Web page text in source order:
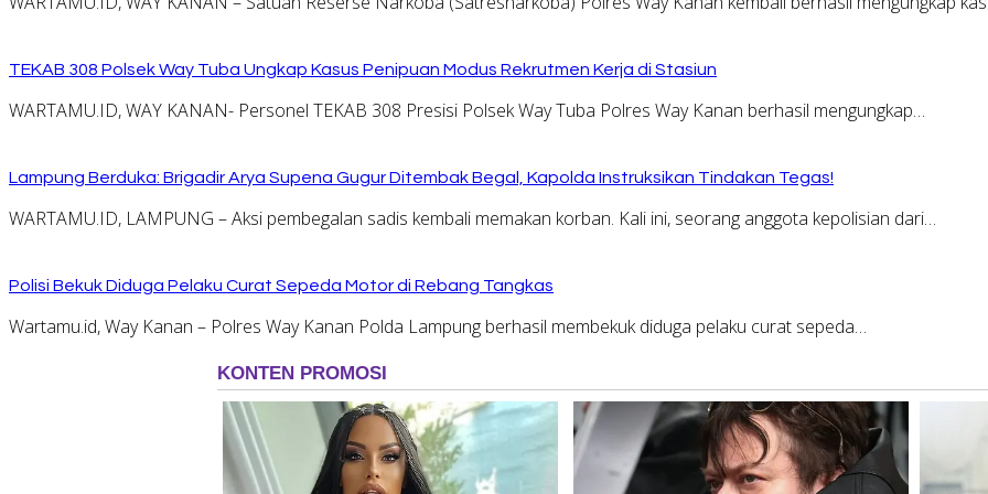
TEKAB 308 Polsek Way Tuba Ungkap Kasus Penipuan Modus Rekrutmen Kerja di Stasiun
WARTAMU.ID, WAY KANAN- Personel TEKAB 308 Presisi Polsek Way Tuba Polres Way Kanan berhasil mengungkap…
Lampung Berduka: Brigadir Arya Supena Gugur Ditembak Begal, Kapolda Instruksikan Tindakan Tegas!
WARTAMU.ID, LAMPUNG – Aksi pembegalan sadis kembali memakan korban. Kali ini, seorang anggota kepolisian dari…
Polisi Bekuk Diduga Pelaku Curat Sepeda Motor di Rebang Tangkas
Wartamu.id, Way Kanan – Polres Way Kanan Polda Lampung berhasil membekuk diduga pelaku curat sepeda…